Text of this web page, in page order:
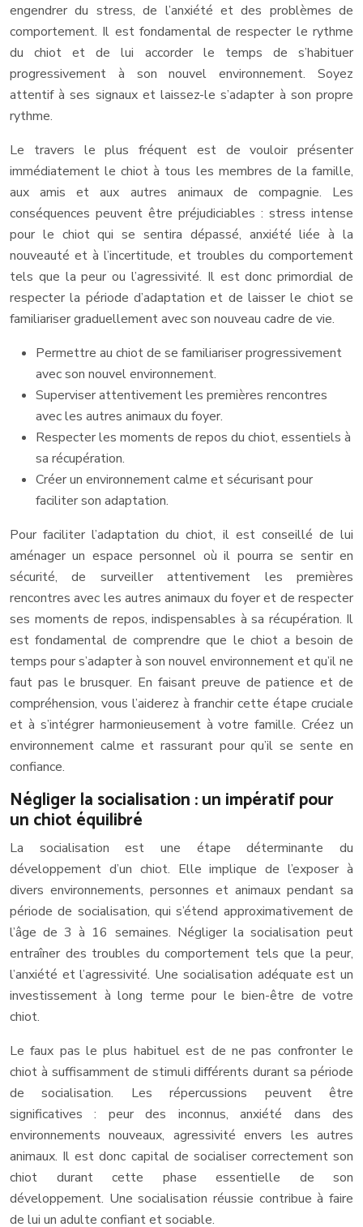
engendrer du stress, de l’anxiété et des problèmes de
comportement. Il est fondamental de respecter le rythme
du chiot et de lui accorder le temps de s’habituer
progressivement à son nouvel environnement. Soyez
attentif à ses signaux et laissez-le s’adapter à son propre
rythme.
Le travers le plus fréquent est de vouloir présenter
immédiatement le chiot à tous les membres de la famille,
aux amis et aux autres animaux de compagnie. Les
conséquences peuvent être préjudiciables : stress intense
pour le chiot qui se sentira dépassé, anxiété liée à la
nouveauté et à l’incertitude, et troubles du comportement
tels que la peur ou l’agressivité. Il est donc primordial de
respecter la période d’adaptation et de laisser le chiot se
familiariser graduellement avec son nouveau cadre de vie.
Permettre au chiot de se familiariser progressivement
avec son nouvel environnement.
Superviser attentivement les premières rencontres
avec les autres animaux du foyer.
Respecter les moments de repos du chiot, essentiels à
sa récupération.
Créer un environnement calme et sécurisant pour
faciliter son adaptation.
Pour faciliter l’adaptation du chiot, il est conseillé de lui
aménager un espace personnel où il pourra se sentir en
sécurité, de surveiller attentivement les premières
rencontres avec les autres animaux du foyer et de respecter
ses moments de repos, indispensables à sa récupération. Il
est fondamental de comprendre que le chiot a besoin de
temps pour s’adapter à son nouvel environnement et qu’il ne
faut pas le brusquer. En faisant preuve de patience et de
compréhension, vous l’aiderez à franchir cette étape cruciale
et à s’intégrer harmonieusement à votre famille. Créez un
environnement calme et rassurant pour qu’il se sente en
confiance.
Négliger la socialisation : un impératif pour
un chiot équilibré
La socialisation est une étape déterminante du
développement d’un chiot. Elle implique de l’exposer à
divers environnements, personnes et animaux pendant sa
période de socialisation, qui s’étend approximativement de
l’âge de 3 à 16 semaines. Négliger la socialisation peut
entraîner des troubles du comportement tels que la peur,
l’anxiété et l’agressivité. Une socialisation adéquate est un
investissement à long terme pour le bien-être de votre
chiot.
Le faux pas le plus habituel est de ne pas confronter le
chiot à suffisamment de stimuli différents durant sa période
de socialisation. Les répercussions peuvent être
significatives : peur des inconnus, anxiété dans des
environnements nouveaux, agressivité envers les autres
animaux. Il est donc capital de socialiser correctement son
chiot durant cette phase essentielle de son
développement. Une socialisation réussie contribue à faire
de lui un adulte confiant et sociable.